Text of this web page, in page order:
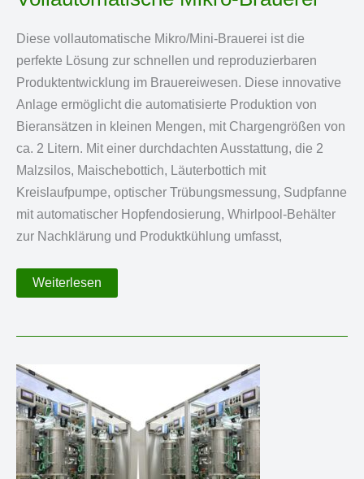
Diese vollautomatische Mikro/Mini-Brauerei ist die
perfekte Lösung zur schnellen und reproduzierbaren
Produktentwicklung im Brauereiwesen. Diese innovative
Anlage ermöglicht die automatisierte Produktion von
Bieransätzen in kleinen Mengen, mit Chargengrößen von
ca. 2 Litern. Mit einer durchdachten Ausstattung, die 2
Malzsilos, Maischebottich, Läuterbottich mit
Kreislaufpumpe, optischer Trübungsmessung, Sudpfanne
mit automatischer Hopfendosierung, Whirlpool-Behälter
zur Nachklärung und Produktkühlung umfasst,
Vollautomatische
Mikro-
Weiterlesen